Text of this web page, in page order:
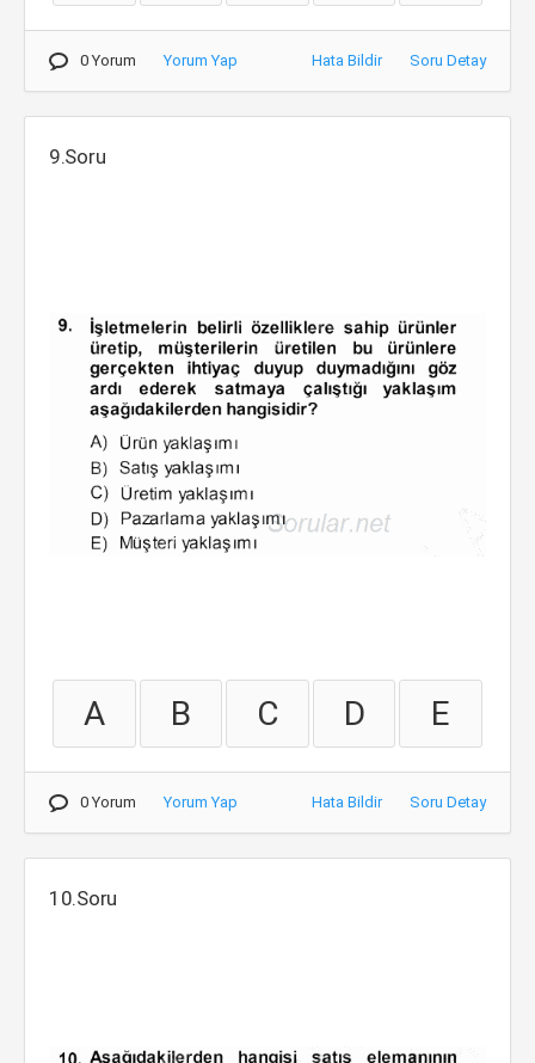
0 Yorum Yorum Yap Hata Bildir Soru Detay
9.Soru
A B C D E
0 Yorum Yorum Yap Hata Bildir Soru Detay
10.Soru